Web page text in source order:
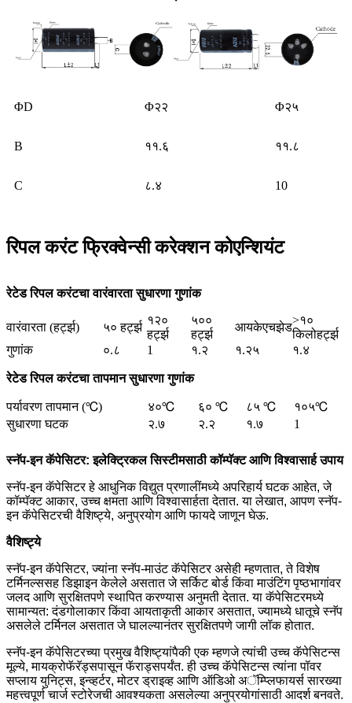
ΦD Φ२२ Φ२५
B ११.६ ११.८
C ८.४ 10
रिपल करंट फ्रिक्वेन्सी करेक्शन कोएन्शियंट
रेटेड रिपल करंटचा वारंवारता सुधारणा गुणांक
वारंवारता (हर्ट्झ) ५० हर्ट्झ
१२०
हर्ट्झ
५००
हर्ट्झ
आयकेएचझेड
>१०
किलोहर्ट्झ
गुणांक
०.८ 1 १.२ १.२५ १.४
रेटेड रिपल करंटचा तापमान सुधारणा गुणांक
पर्यावरण तापमान (℃) ४०℃ ६० ℃ ८५ ℃
१०५℃
सुधारणा घटक
२.७ २.२ १.७ 1
स्नॅप-इन कॅपेसिटर: इलेक्ट्रिकल सिस्टीमसाठी कॉम्पॅक्ट आणि विश्वासार्ह उपाय
स्नॅप-इन कॅपेसिटर हे आधुनिक विद्युत प्रणालींमध्ये अपरिहार्य घटक आहेत, जे
कॉम्पॅक्ट आकार, उच्च क्षमता आणि विश्वासार्हता देतात. या लेखात, आपण स्नॅप-
इन कॅपेसिटरची वैशिष्ट्ये, अनुप्रयोग आणि फायदे जाणून घेऊ.
वैशिष्ट्ये
स्नॅप-इन कॅपेसिटर, ज्यांना स्नॅप-माउंट कॅपेसिटर असेही म्हणतात, ते विशेष
टर्मिनल्ससह डिझाइन केलेले असतात जे सर्किट बोर्ड किंवा माउंटिंग पृष्ठभागांवर
जलद आणि सुरक्षितपणे स्थापित करण्यास अनुमती देतात. या कॅपेसिटरमध्ये
सामान्यत: दंडगोलाकार किंवा आयताकृती आकार असतात, ज्यामध्ये धातूचे स्नॅप
असलेले टर्मिनल असतात जे घालल्यानंतर सुरक्षितपणे जागी लॉक होतात.
स्नॅप-इन कॅपेसिटरच्या प्रमुख वैशिष्ट्यांपैकी एक म्हणजे त्यांची उच्च कॅपेसिटन्स
मूल्ये, मायक्रोफॅरॅड्सपासून फॅराड्सपर्यंत. ही उच्च कॅपेसिटन्स त्यांना पॉवर
सप्लाय युनिट्स, इन्व्हर्टर, मोटर ड्राइव्ह आणि ऑडिओ अॅम्प्लिफायर्स सारख्या
महत्त्वपूर्ण चार्ज स्टोरेजची आवश्यकता असलेल्या अनुप्रयोगांसाठी आदर्श बनवते.